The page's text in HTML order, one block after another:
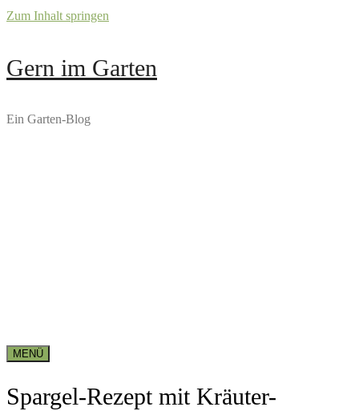
Zum Inhalt springen
Gern im Garten
Ein Garten-Blog
MENÜ
Spargel-Rezept mit Kräuter-